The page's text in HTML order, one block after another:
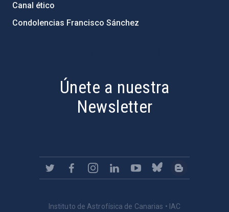
Canal ético
Condolencias Francisco Sánchez
Únete a nuestra
Newsletter
Instituto de Astrofísica de Canarias • IAC